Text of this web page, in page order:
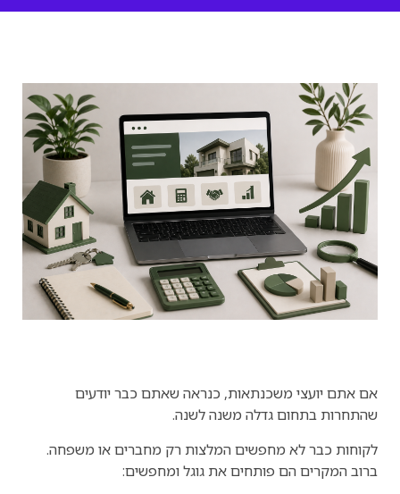
אם אתם יועצי משכנתאות, כנראה שאתם כבר יודעים
שהתחרות בתחום גדלה משנה לשנה.
לקוחות כבר לא מחפשים המלצות רק מחברים או משפחה.
ברוב המקרים הם פותחים את גוגל ומחפשים: